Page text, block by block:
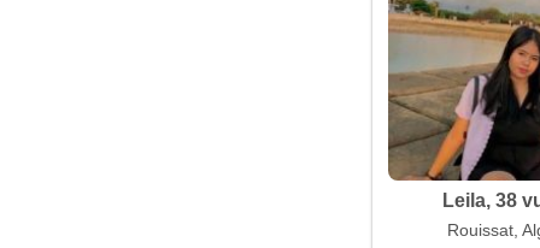
Leila, 38
Rouissat,